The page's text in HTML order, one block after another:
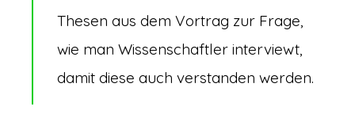
Thesen aus dem Vortrag zur Frage,
wie man Wissenschaftler interviewt,
damit diese auch verstanden werden.